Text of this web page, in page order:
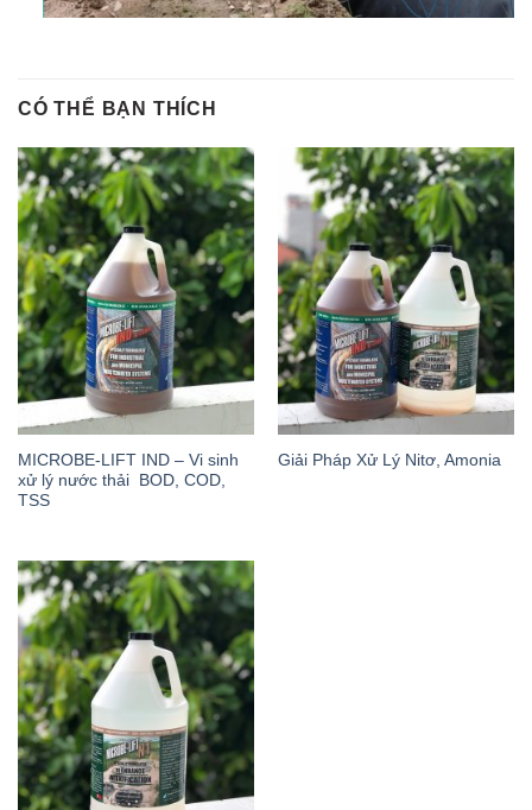
CÓ THỂ BẠN THÍCH
MICROBE-LIFT IND – Vi sinh
xử lý nước thải BOD, COD,
TSS
Giải Pháp Xử Lý Nitơ, Amonia